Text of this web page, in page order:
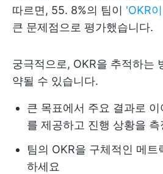
따르면, 55. 8%의 팀이 'OKR
큰 문제점으로 평가했습니다.
궁극적으로, OKR을 추적하는
약될 수 있습니다.
큰 목표에서 주요 결과로
를 제공하고 진행 상황을 측
팀의 OKR을 구체적인 메
하세요